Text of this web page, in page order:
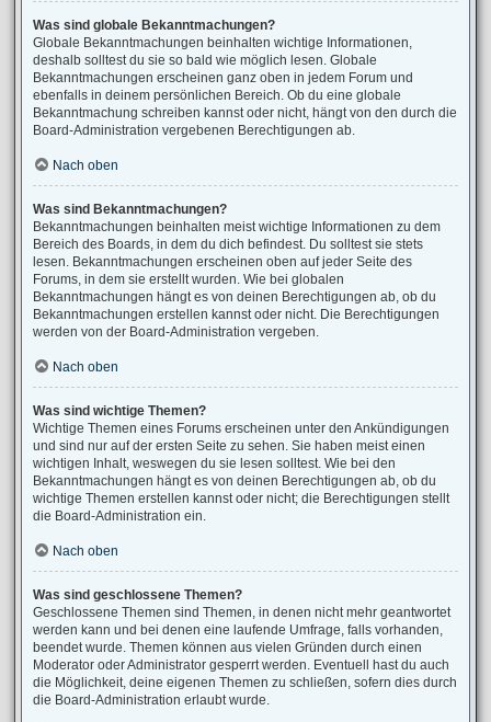
Was sind globale Bekanntmachungen?
Globale Bekanntmachungen beinhalten wichtige Informationen,
deshalb solltest du sie so bald wie möglich lesen. Globale
Bekanntmachungen erscheinen ganz oben in jedem Forum und
ebenfalls in deinem persönlichen Bereich. Ob du eine globale
Bekanntmachung schreiben kannst oder nicht, hängt von den durch die
Board-Administration vergebenen Berechtigungen ab.
Nach oben
Was sind Bekanntmachungen?
Bekanntmachungen beinhalten meist wichtige Informationen zu dem
Bereich des Boards, in dem du dich befindest. Du solltest sie stets
lesen. Bekanntmachungen erscheinen oben auf jeder Seite des
Forums, in dem sie erstellt wurden. Wie bei globalen
Bekanntmachungen hängt es von deinen Berechtigungen ab, ob du
Bekanntmachungen erstellen kannst oder nicht. Die Berechtigungen
werden von der Board-Administration vergeben.
Nach oben
Was sind wichtige Themen?
Wichtige Themen eines Forums erscheinen unter den Ankündigungen
und sind nur auf der ersten Seite zu sehen. Sie haben meist einen
wichtigen Inhalt, weswegen du sie lesen solltest. Wie bei den
Bekanntmachungen hängt es von deinen Berechtigungen ab, ob du
wichtige Themen erstellen kannst oder nicht; die Berechtigungen stellt
die Board-Administration ein.
Nach oben
Was sind geschlossene Themen?
Geschlossene Themen sind Themen, in denen nicht mehr geantwortet
werden kann und bei denen eine laufende Umfrage, falls vorhanden,
beendet wurde. Themen können aus vielen Gründen durch einen
Moderator oder Administrator gesperrt werden. Eventuell hast du auch
die Möglichkeit, deine eigenen Themen zu schließen, sofern dies durch
die Board-Administration erlaubt wurde.